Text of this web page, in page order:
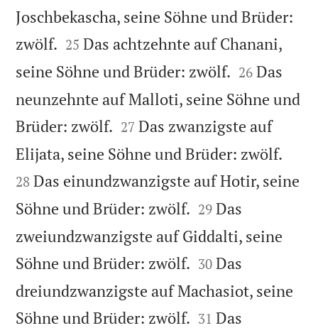
Joschbekascha, seine Söhne und Brüder:
zwölf. 

25 Das achtzehnte auf Chanani,
seine Söhne und Brüder: zwölf. 

26 Das
neunzehnte auf Malloti, seine Söhne und
Brüder: zwölf. 

27 Das zwanzigste auf
Elijata, seine Söhne und Brüder: zwölf.
28 Das einundzwanzigste auf Hotir, seine
Söhne und Brüder: zwölf. 

29 Das
zweiundzwanzigste auf Giddalti, seine
Söhne und Brüder: zwölf. 

30 Das
dreiundzwanzigste auf Machasiot, seine
Söhne und Brüder: zwölf. 

31 Das